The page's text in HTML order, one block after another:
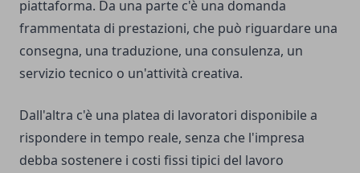
piattaforma. Da una parte c'è una domanda
frammentata di prestazioni, che può riguardare una
consegna, una traduzione, una consulenza, un
servizio tecnico o un'attività creativa.
Dall'altra c'è una platea di lavoratori disponibile a
rispondere in tempo reale, senza che l'impresa
debba sostenere i costi fissi tipici del lavoro